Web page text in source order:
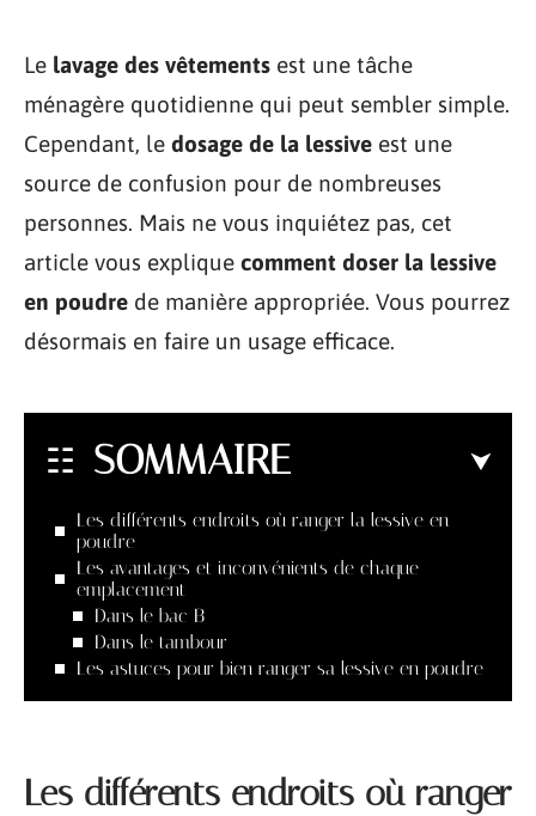
Le lavage des vêtements est une tâche
ménagère quotidienne qui peut sembler simple.
Cependant, le dosage de la lessive est une
source de confusion pour de nombreuses
personnes. Mais ne vous inquiétez pas, cet
article vous explique comment doser la lessive
en poudre de manière appropriée. Vous pourrez
désormais en faire un usage efficace.
SOMMAIRE
Les différents endroits où ranger la lessive en
poudre
Les avantages et inconvénients de chaque
emplacement
Dans le bac B
Dans le tambour
Les astuces pour bien ranger sa lessive en poudre
Les différents endroits où ranger